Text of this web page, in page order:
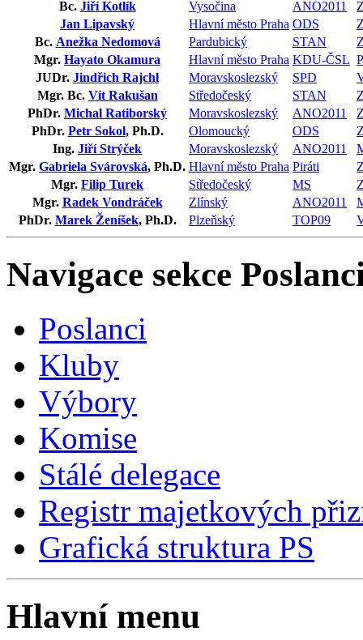
Bc. Jiří Kotlík Vysočina ANO2011
Jan Lipavský
Hlavní město Praha ODS
Bc. Anežka Nedomová Pardubický STAN
Mgr. Hayato Okamura Hlavní město Praha KDU-ČSL
JUDr. Jindřich Rajchl Moravskoslezský SPD
Mgr. Bc. Vít Rakušan Středočeský STAN
PhDr. Michal Ratiborský Moravskoslezský ANO2011
PhDr. Petr Sokol, Ph.D. Olomoucký ODS
Ing. Jiří Strýček Moravskoslezský ANO2011
Mgr. Gabriela Svárovská, Ph.D. Hlavní město Praha Piráti
Mgr. Filip Turek Středočeský MS
Mgr. Radek Vondráček Zlínský ANO2011
PhDr. Marek Ženíšek, Ph.D. Plzeňský TOP09
Navigace sekce
Poslanci
Kluby
Výbory
Komise
Stálé delegace
Registr majetkových
Grafická struktura PS
Hlavní menu